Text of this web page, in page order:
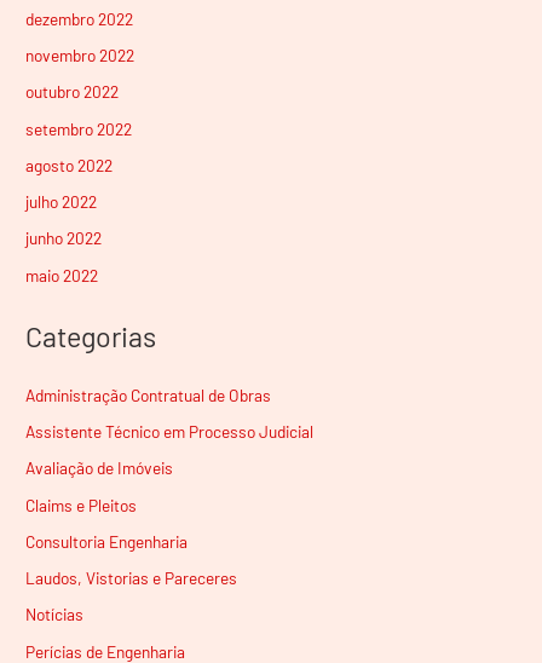
dezembro 2022
novembro 2022
outubro 2022
setembro 2022
agosto 2022
julho 2022
junho 2022
maio 2022
Categorias
Administração Contratual de Obras
Assistente Técnico em Processo Judicial
Avaliação de Imóveis
Claims e Pleitos
Consultoria Engenharia
Laudos, Vistorias e Pareceres
Notícias
Perícias de Engenharia